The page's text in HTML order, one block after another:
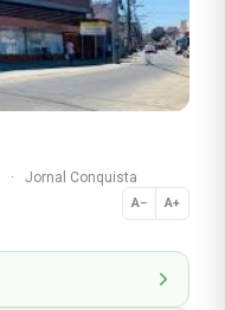
· Jornal Conquista
A− A+
Normal